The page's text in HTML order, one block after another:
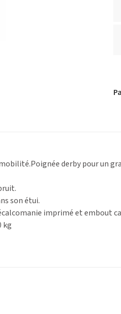
derby pour un
son étui.
imprimé et embout
kg